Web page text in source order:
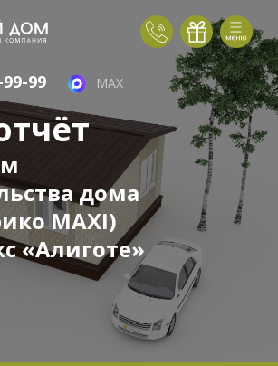
99 MAX
дома
MAXI)
«Алиготе»